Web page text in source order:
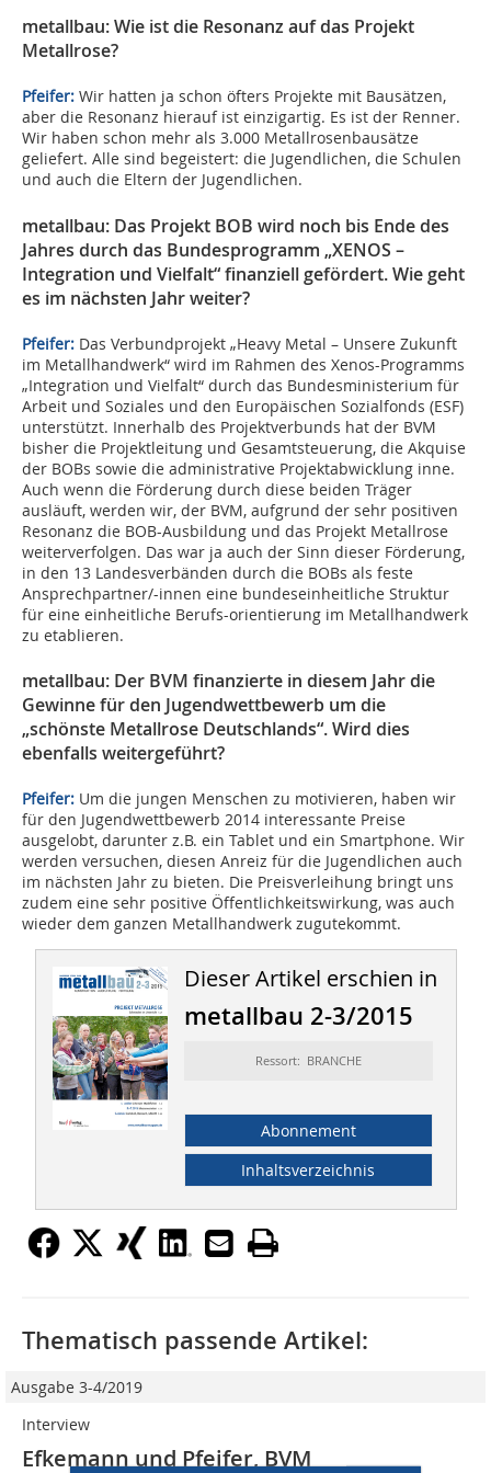
metallbau: Wie ist die Resonanz auf das Projekt
Metallrose?
Pfeifer: Wir hatten ja schon öfters Projekte mit Bausätzen,
aber die Resonanz hierauf ist einzigartig. Es ist der Renner.
Wir haben schon mehr als 3.000 Metallrosenbausätze
geliefert. Alle sind begeistert: die Jugendlichen, die Schulen
und auch die Eltern der Jugendlichen.
metallbau: Das Projekt BOB wird noch bis Ende des
Jahres durch das Bundesprogramm „XENOS –
Integration und Vielfalt“ finanziell gefördert. Wie geht
es im nächsten Jahr weiter?
Pfeifer: Das Verbundprojekt „Heavy Metal – Unsere Zukunft
im Metallhandwerk“ wird im Rahmen des Xenos-Programms
„Integration und Vielfalt“ durch das Bundesministerium für
Arbeit und Soziales und den Europäischen Sozialfonds (ESF)
unterstützt. Innerhalb des Projektverbunds hat der BVM
bisher die Projektleitung und Gesamtsteuerung, die Akquise
der BOBs sowie die administrative Projektabwicklung inne.
Auch wenn die Förderung durch diese beiden Träger
ausläuft, werden wir, der BVM, aufgrund der sehr positiven
Resonanz die BOB-Ausbildung und das Projekt Metallrose
weiterverfolgen. Das war ja auch der Sinn dieser Förderung,
in den 13 Landesverbänden durch die BOBs als feste
Ansprechpartner/-innen eine bundeseinheitliche Struktur
für eine einheitliche Berufs-orientierung im Metallhandwerk
zu etablieren.
metallbau: Der BVM finanzierte in diesem Jahr die
Gewinne für den Jugendwettbewerb um die
„schönste Metallrose Deutschlands“. Wird dies
ebenfalls weitergeführt?
Pfeifer: Um die jungen Menschen zu motivieren, haben wir
für den Jugendwettbewerb 2014 interessante Preise
ausgelobt, darunter z.B. ein Tablet und ein Smartphone. Wir
werden versuchen, diesen Anreiz für die Jugendlichen auch
im nächsten Jahr zu bieten. Die Preisverleihung bringt uns
zudem eine sehr positive Öffentlichkeitswirkung, was auch
wieder dem ganzen Metallhandwerk zugutekommt.
Dieser Artikel erschien in
metallbau 2-3/2015
Ressort: BRANCHE
Abonnement
Inhaltsverzeichnis
Thematisch passende Artikel:
Ausgabe 3-4/2019
Interview
Efkemann und Pfeifer, BVM